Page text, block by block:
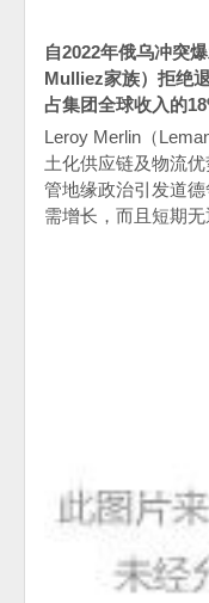
自2022年俄乌冲突
Mulliez家族）拒绝
占集团全球收入的
Leroy Merlin （
土化供应链及物流
管地缘政治引发道
需增长，而且短期无